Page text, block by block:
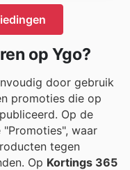
op Ygo?
door gebruik
promoties die op
Op de
"Promoties", waar
tegen
Op Kortings 365